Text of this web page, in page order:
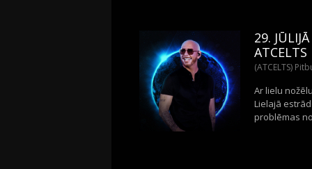
29.
ATCELTS
(ATCELTS)
Ar lielu
Lielajā
problēmas